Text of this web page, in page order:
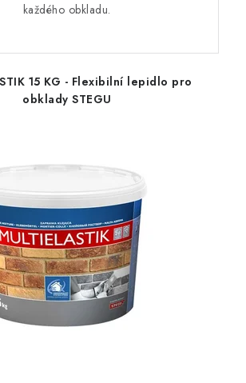
každého obkladu.
15 KG - Flexibilní lepidlo pro
obklady STEGU